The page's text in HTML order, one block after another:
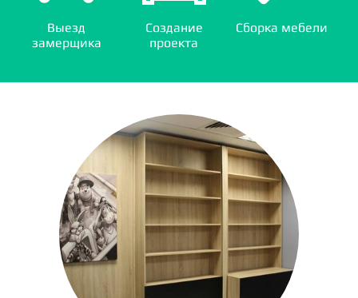
Выезд
замерщика
Создание
проекта
Сборка мебели